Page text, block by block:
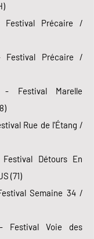
Festival Précaire /
Festival Précaire /
Festival Marelle
Rue de l'Étang /
Détours En
(71)
Semaine 34 /
Festival Voie des